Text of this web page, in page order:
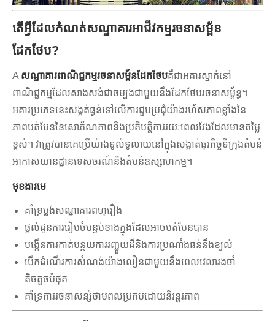
តើអ្វីដែលកំណត់សណ្ឋាគារអាជីវកម្មរចនាសម្ព័ន
ដែកថែប?
A សណ្ឋាគារពាណិជ្ជកម្មរចនាសម្ព័នដែកថែបគឺជាអគារស្នាក់នៅ
ពាណិជ្ជកម្មដែលសាងសង់ជាចម្បងជាមួយនឹងដែកថែបរចនាសម្ព័ន្ធ។
អគារប្រភេទនេះសង្កត់ធ្ងន់ទៅលើការជួបប្រជុំយ៉ាងរហ័សភាពខ្លាំងនៃ
ភាពបត់បែននៃសោភ័ណភាពនិងប្រតិបត្តិការរយៈពេលវែងដែលមានតម្លៃ
ខ្ពស់។ វាត្រូវបានគេប្រើយ៉ាងទូលំទូលាយនៅក្នុងសង្កាត់ធុរកិច្ចទីក្រុងតំបន់
អាកាសយានដ្ឋានទេសចរណ៍និងតំបន់ឧស្សាហកម្ម។
មុខងារមេ
គាំទ្រប្លង់សណ្ឋាគារពហុរឿង
ផ្តល់ជូនការរៀបចំបន្ទប់ខាងក្នុងដែលអាចបត់បែនបាន
បង្កើនការកាត់បន្ថយការរញ្ជួយដីនិងការប្រណាំងធន់នឹងខ្យល់
បើកដំណើរការសំណង់យ៉ាងលឿនជាមួយនឹងពេលវេលារងចាំ
តិចតួចបំផុត
គាំទ្រការរចនាសន្សំថាមពលប្រកបដោយនិរន្តរភាព